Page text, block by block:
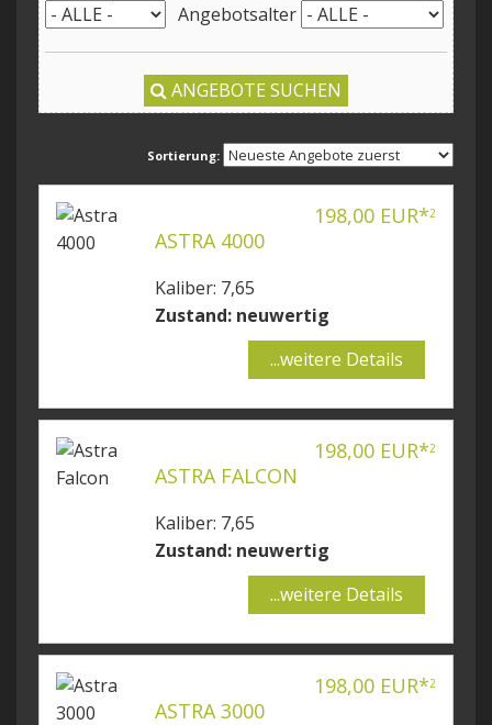
Angebotsalter
ANGEBOTE SUCHEN
Sortierung:
198,00 EUR*2
ASTRA 4000
Kaliber: 7,65
Zustand: neuwertig
...weitere Details
198,00 EUR*2
ASTRA FALCON
Kaliber: 7,65
Zustand: neuwertig
...weitere Details
198,00 EUR*2
ASTRA 3000